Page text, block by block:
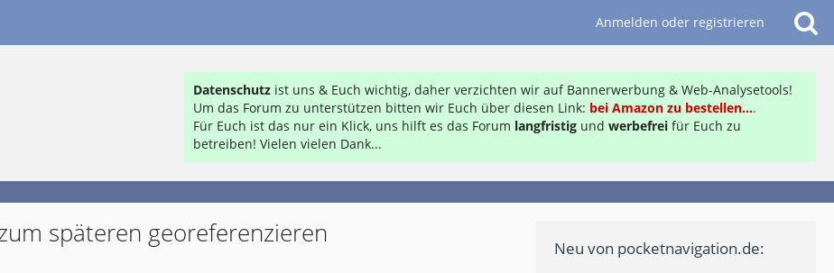
Anmelden oder registrieren
Datenschutz ist uns & Euch wichtig, daher verzichten wir auf Bannerwerbung & Web-Analysetools!
Um das Forum zu unterstützen bitten wir Euch über diesen Link: bei Amazon zu bestellen....
Für Euch ist das nur ein Klick, uns hilft es das Forum langfristig und werbefrei für Euch zu
betreiben! Vielen vielen Dank...
späteren georeferenzieren Neu von pocketnavigation.de: